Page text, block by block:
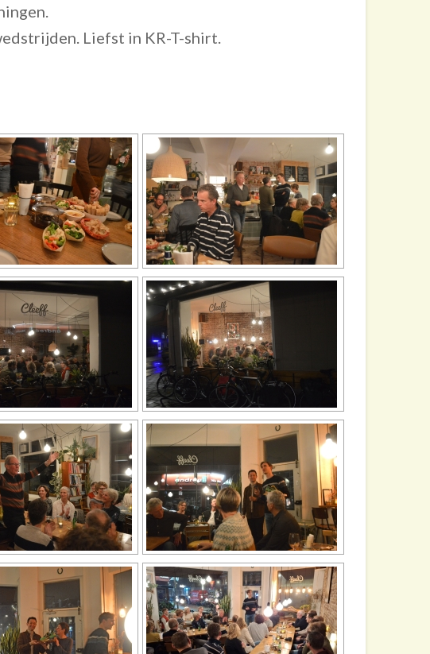
Liefst in KR-T-shirt.